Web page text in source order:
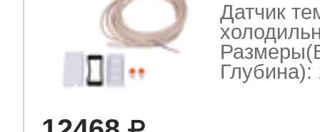
Датчик
Глубина):